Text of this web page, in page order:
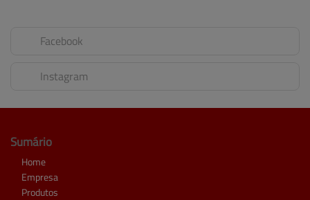
Facebook
Instagram
Sumário
Home
Empresa
Produtos